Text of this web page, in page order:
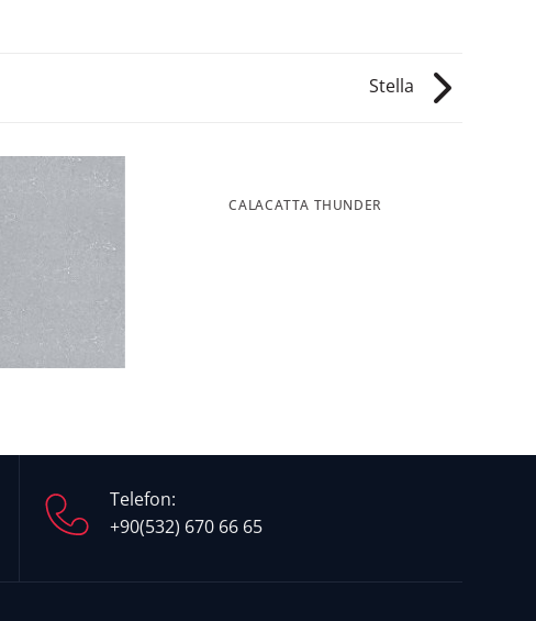
Stella
CALACATTA THUNDER
Telefon:
+90(532) 670 66 65